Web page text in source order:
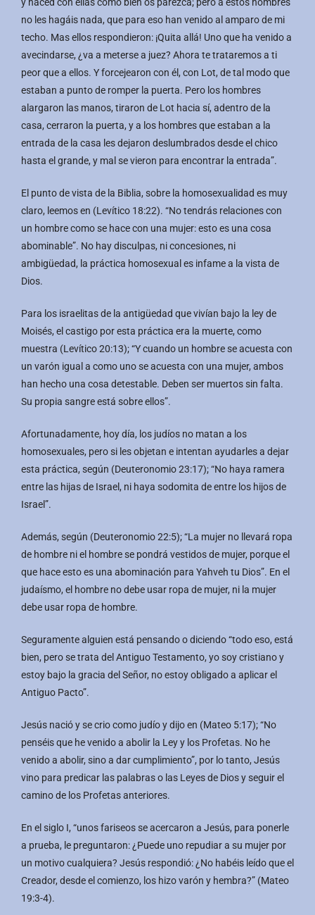
y haced con ellas como bien os parezca; pero a estos hombres
no les hagáis nada, que para eso han venido al amparo de mi
techo. Mas ellos respondieron: ¡Quita allá! Uno que ha venido a
avecindarse, ¿va a meterse a juez? Ahora te trataremos a ti
peor que a ellos. Y forcejearon con él, con Lot, de tal modo que
estaban a punto de romper la puerta. Pero los hombres
alargaron las manos, tiraron de Lot hacia sí, adentro de la
casa, cerraron la puerta, y a los hombres que estaban a la
entrada de la casa les dejaron deslumbrados desde el chico
hasta el grande, y mal se vieron para encontrar la entrada”.
El punto de vista de la Biblia, sobre la homosexualidad es muy
claro, leemos en (Levítico 18:22). “No tendrás relaciones con
un hombre como se hace con una mujer: esto es una cosa
abominable”. No hay disculpas, ni concesiones, ni
ambigüedad, la práctica homosexual es infame a la vista de
Dios.
Para los israelitas de la antigüedad que vivían bajo la ley de
Moisés, el castigo por esta práctica era la muerte, como
muestra (Levítico 20:13); “Y cuando un hombre se acuesta con
un varón igual a como uno se acuesta con una mujer, ambos
han hecho una cosa detestable. Deben ser muertos sin falta.
Su propia sangre está sobre ellos”.
Afortunadamente, hoy día, los judíos no matan a los
homosexuales, pero si les objetan e intentan ayudarles a dejar
esta práctica, según (Deuteronomio 23:17); “No haya ramera
entre las hijas de Israel, ni haya sodomita de entre los hijos de
Israel”.
Además, según (Deuteronomio 22:5); “La mujer no llevará ropa
de hombre ni el hombre se pondrá vestidos de mujer, porque el
que hace esto es una abominación para Yahveh tu Dios”. En el
judaísmo, el hombre no debe usar ropa de mujer, ni la mujer
debe usar ropa de hombre.
Seguramente alguien está pensando o diciendo “todo eso, está
bien, pero se trata del Antiguo Testamento, yo soy cristiano y
estoy bajo la gracia del Señor, no estoy obligado a aplicar el
Antiguo Pacto”.
Jesús nació y se crio como judío y dijo en (Mateo 5:17); “No
penséis que he venido a abolir la Ley y los Profetas. No he
venido a abolir, sino a dar cumplimiento”, por lo tanto, Jesús
vino para predicar las palabras o las Leyes de Dios y seguir el
camino de los Profetas anteriores.
En el siglo I, “unos fariseos se acercaron a Jesús, para ponerle
a prueba, le preguntaron: ¿Puede uno repudiar a su mujer por
un motivo cualquiera? Jesús respondió: ¿No habéis leído que el
Creador, desde el comienzo, los hizo varón y hembra?” (Mateo
19:3-4).